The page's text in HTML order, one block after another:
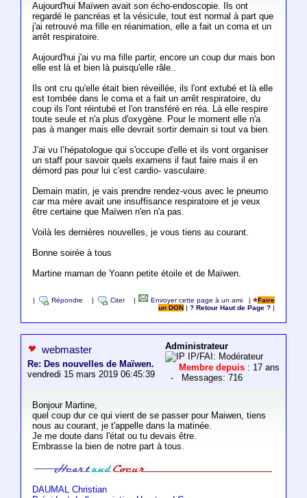
Aujourd'hui Maïwen avait son écho-endoscopie. Ils ont
regardé le pancréas et la vésicule, tout est normal à part que
j'ai retrouvé ma fille en réanimation, elle a fait un coma et un
arrêt respiratoire.
Aujourd'hui j'ai vu ma fille partir, encore un coup dur mais bon
elle est là et bien là puisqu'elle râle..
Ils ont cru qu'elle était bien réveillée, ils l'ont extubé et là elle
est tombée dans le coma et a fait un arrêt respiratoire, du
coup ils l'ont réintubé et l'on transféré en réa. Là elle respire
toute seule et n'a plus d'oxygène. Pour le moment elle n'a
pas à manger mais elle devrait sortir demain si tout va bien.
J'ai vu l’hépatologue qui s'occupe d'elle et ils vont organiser
un staff pour savoir quels examens il faut faire mais il en
démord pas pour lui c'est cardio- vasculaire.
Demain matin, je vais prendre rendez-vous avec le pneumo
car ma mère avait une insuffisance respiratoire et je veux
être certaine que Maïwen n'en n'a pas.
Voilà les dernières nouvelles, je vous tiens au courant.
Bonne soirée à tous
Martine maman de Yoann petite étoile et de Maïwen.
Répondre Citer Envoyer cette page à un ami |
Faire
un DON
|? Retour Haut de Page ?
webmaster
Re: Des nouvelles de Maïwen.
vendredi 15 mars 2019 06:45:39
Administrateur
IP/FAI: Modérateur
Membre depuis : 17 ans
- Messages: 716
Bonjour Martine,
quel coup dur ce qui vient de se passer pour Maiwen, tiens
nous au courant, je t'appelle dans la matinée.
Je me doute dans l'état ou tu devais être.
Embrasse la bien de notre part à tous.
DAUMAL Christian